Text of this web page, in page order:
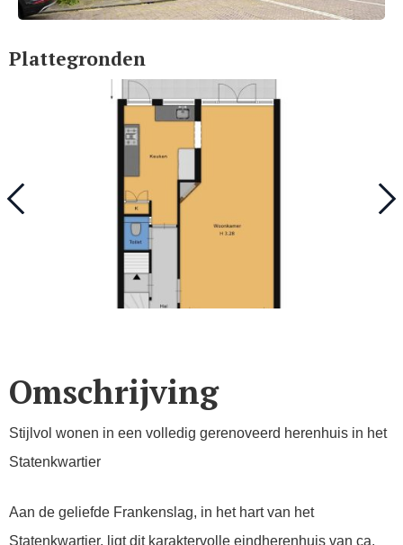
Plattegronden
Omschrijving
Stijlvol wonen in een volledig gerenoveerd herenhuis in het
Statenkwartier
Aan de geliefde Frankenslag, in het hart van het
Statenkwartier, ligt dit karaktervolle eindherenhuis van ca.